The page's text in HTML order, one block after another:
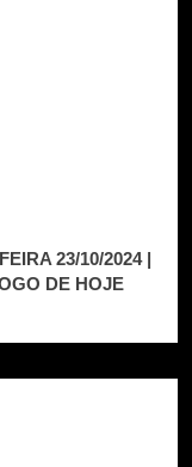
23/10/2024 |
DE HOJE